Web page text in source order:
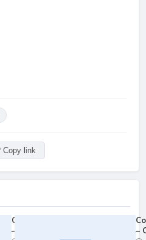
Copy link
Collocation
– Light
–